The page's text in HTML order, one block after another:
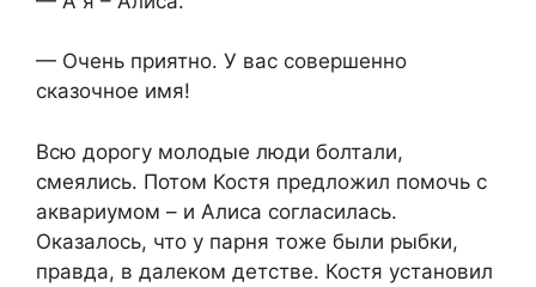
— Очень приятно. У вас совершенно
сказочное имя!
Всю дорогу молодые люди болтали,
смеялись. Потом Костя предложил помочь с
аквариумом – и Алиса согласилась.
Оказалось, что у парня тоже были рыбки,
правда, в далеком детстве. Костя установил